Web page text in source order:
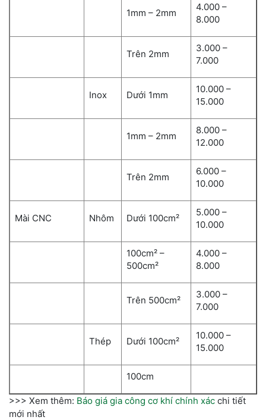
1mm – 2mm
4.000 –
8.000
Trên 2mm
3.000 –
7.000
Inox Dưới 1mm
10.000 –
15.000
1mm – 2mm
8.000 –
12.000
Trên 2mm
6.000 –
10.000
Mài CNC Nhôm Dưới 100cm²
5.000 –
10.000
100cm² –
500cm²
4.000 –
8.000
Trên 500cm²
3.000 –
7.000
Thép Dưới 100cm²
10.000 –
15.000
100cm
>>> Xem thêm: Báo giá gia công cơ khí chính xác chi tiết
mới nhất